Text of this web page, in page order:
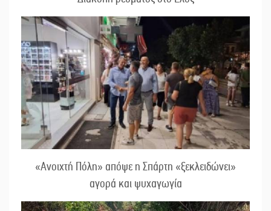
«Ανοιχτή Πόλη» απόψε η Σπάρτη «ξεκλειδώνει»
αγορά και ψυχαγωγία